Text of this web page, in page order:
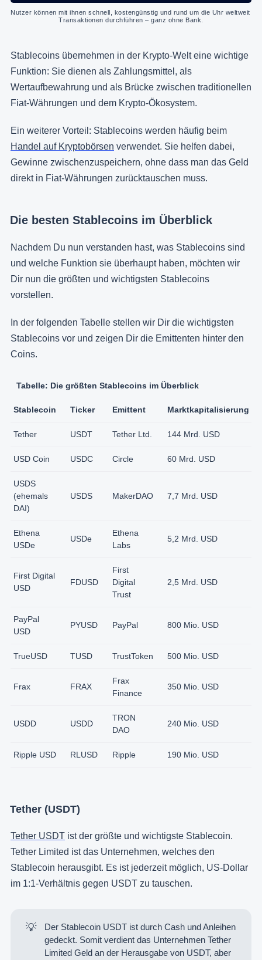
Nutzer können mit ihnen schnell, kostengünstig und rund um die Uhr weltweit
Transaktionen durchführen – ganz ohne Bank.
Stablecoins übernehmen in der Krypto-Welt eine wichtige
Funktion: Sie dienen als Zahlungsmittel, als
Wertaufbewahrung und als Brücke zwischen traditionellen
Fiat-Währungen und dem Krypto-Ökosystem.
Ein weiterer Vorteil: Stablecoins werden häufig beim
Handel auf Kryptobörsen verwendet. Sie helfen dabei,
Gewinne zwischenzuspeichern, ohne dass man das Geld
direkt in Fiat-Währungen zurücktauschen muss.
Die besten Stablecoins im Überblick
Nachdem Du nun verstanden hast, was Stablecoins sind
und welche Funktion sie überhaupt haben, möchten wir
Dir nun die größten und wichtigsten Stablecoins
vorstellen.
In der folgenden Tabelle stellen wir Dir die wichtigsten
Stablecoins vor und zeigen Dir die Emittenten hinter den
Coins.
Tabelle: Die größten Stablecoins im Überblick
Stablecoin Ticker Emittent Marktkapitalisierung
Tether USDT Tether Ltd. 144 Mrd. USD
USD Coin USDC Circle 60 Mrd. USD
USDS
(ehemals
DAI)
USDS MakerDAO 7,7 Mrd. USD
Ethena
USDe
USDe
Ethena
Labs
5,2 Mrd. USD
First Digital
USD
FDUSD
First
Digital
Trust
2,5 Mrd. USD
PayPal
USD
PYUSD PayPal 800 Mio. USD
TrueUSD TUSD TrustToken 500 Mio. USD
Frax FRAX
Frax
Finance
350 Mio. USD
USDD USDD
TRON
DAO
240 Mio. USD
Ripple USD RLUSD Ripple 190 Mio. USD
Tether (USDT)
Tether USDT ist der größte und wichtigste Stablecoin.
Tether Limited ist das Unternehmen, welches den
Stablecoin herausgibt. Es ist jederzeit möglich, US-Dollar
im 1:1-Verhältnis gegen USDT zu tauschen.
💡
Der Stablecoin USDT ist durch Cash und Anleihen
gedeckt. Somit verdient das Unternehmen Tether
Limited Geld an der Herausgabe von USDT, aber